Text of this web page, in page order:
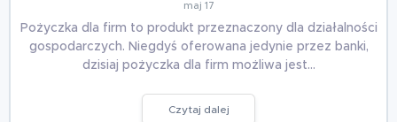
maj 17
Pożyczka dla firm to produkt przeznaczony dla działalności
gospodarczych. Niegdyś oferowana jedynie przez banki,
dzisiaj pożyczka dla firm możliwa jest…
Czytaj dalej